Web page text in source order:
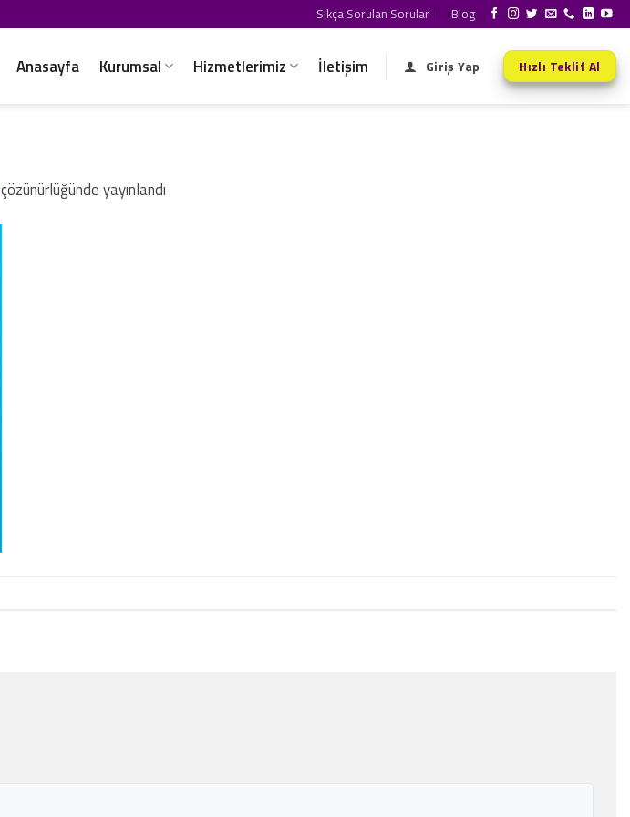
Sıkça Sorulan Sorular Blog
Anasayfa Kurumsal Hizmetlerimiz İletişim Giriş Yap Hızlı Teklif Al
çözünürlüğünde yayınlandı